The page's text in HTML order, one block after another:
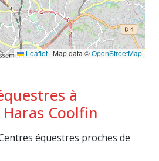
Leaflet | Map data ©OpenStreetMap
à
Coolfin
équestres proches de